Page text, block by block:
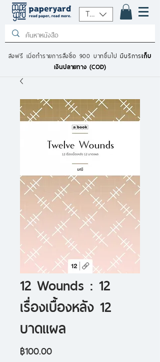
THB (฿)
ส่งฟรี เมื่อทำรายการสั่งซื้อ 900 บาทขึ้นไปมีบริการเก็บ
เงินปลายทาง (COD)
12 Wounds : 12
เรื่องเบื้องหลัง 12
บาดแผล
฿100.00ราคา